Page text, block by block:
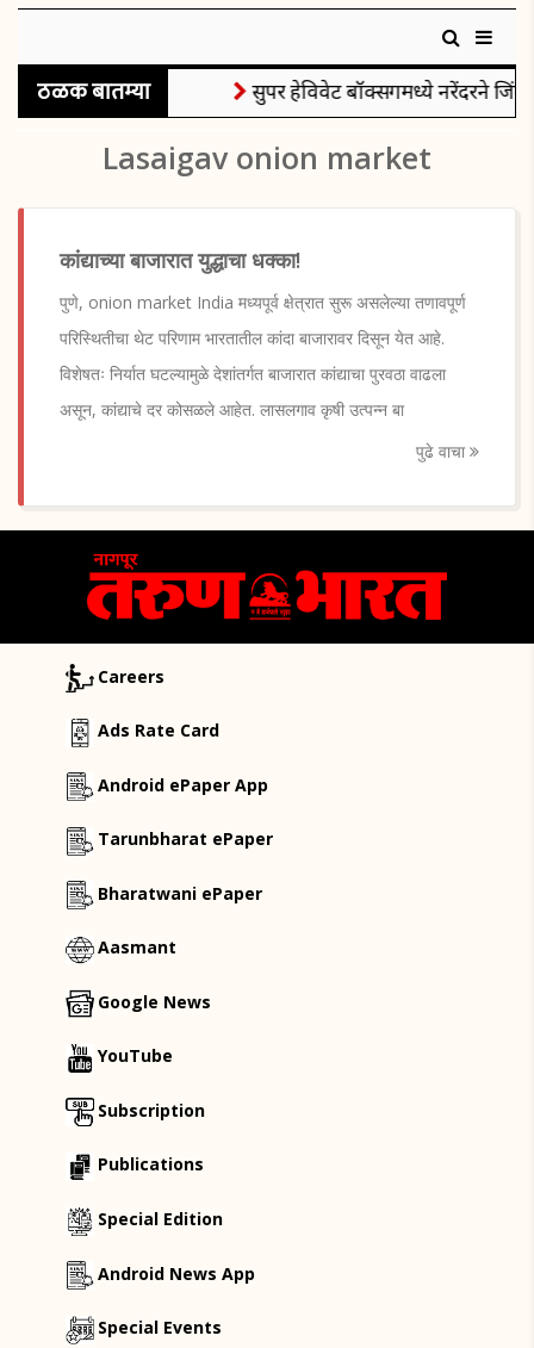
ठळक बातम्या सुपर हेविवेट बॉक्सिंगमध्ये नरेंदरने
Lasaigav onion market
कांद्याच्या बाजारात युद्धाचा धक्का!
पुणे, onion market India मध्यपूर्व क्षेत्रात सुरू असलेल्या तणावपूर्ण
परिस्थितीचा थेट परिणाम भारतातील कांदा बाजारावर दिसून येत आहे.
विशेषतः निर्यात घटल्यामुळे देशांतर्गत बाजारात कांद्याचा पुरवठा वाढला
असून, कांद्याचे दर कोसळले आहेत. लासलगाव कृषी उत्पन्न बा
पुढे वाचा
Careers
Ads Rate Card
Android ePaper App
Tarunbharat ePaper
Bharatwani ePaper
Aasmant
Google News
YouTube
Subscription
Publications
Special Edition
Android News App
Special Events